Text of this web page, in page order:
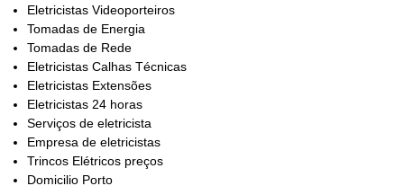
Eletricistas Videoporteiros
Tomadas de Energia
Tomadas de Rede
Eletricistas Calhas Técnicas
Eletricistas Extensões
Eletricistas 24 horas
Serviços de eletricista
Empresa de eletricistas
Trincos Elétricos preços
Domicilio Porto